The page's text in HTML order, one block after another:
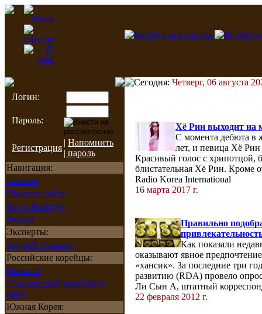
Логин:
Пароль:
Регистрация
| Напомнить
| пароль
Навигация:
Главная
Новости сайта
Все о Корее (i)
Форум
Эксперты:
Андрей Ланьков
Российские корейцы:
Новости
Сахалинский корейский
клуб
Южная Корея:
Сегодня: Четверг, 06 августа
Хё Рин выходит на
С момента дебюта в
лет, и певица Хё Рин
Красивый голос с хрипотцой,
блистательная Хё Рин. Кроме
Radio Korea International
16 марта 2017 г.
Правильно
Как показали
оказывают явное
«хансик». За последние три
развитию (RDA) провело
Ли Сын А, штатный
22 февраля 2012 г.